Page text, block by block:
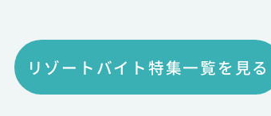
リゾートバイト特集一覧を見る